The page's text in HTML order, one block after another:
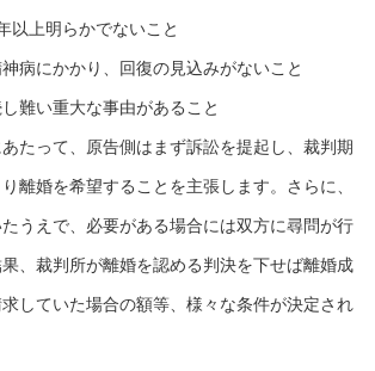
以上明らかでないこと
病にかかり、回復の見込みがないこと
難い重大な事由があること
たって、原告側はまず訴訟を提起し、裁判期
離婚を希望することを主張します。さらに、
うえで、必要がある場合には双方に尋問が行
、裁判所が離婚を認める判決を下せば離婚成
していた場合の額等、様々な条件が決定され